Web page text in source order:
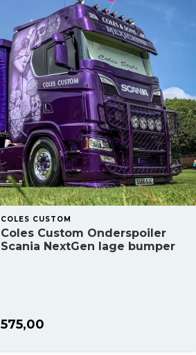
COLES CUSTOM
Coles Custom Onderspoiler
Scania NextGen lage bumper
575,00